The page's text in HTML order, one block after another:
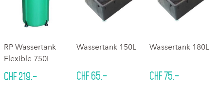
RP Wassertank
Flexible 750L
CHF 219.–
Wassertank 150L
CHF 65.–
Wassertank 180L
CHF 75.–